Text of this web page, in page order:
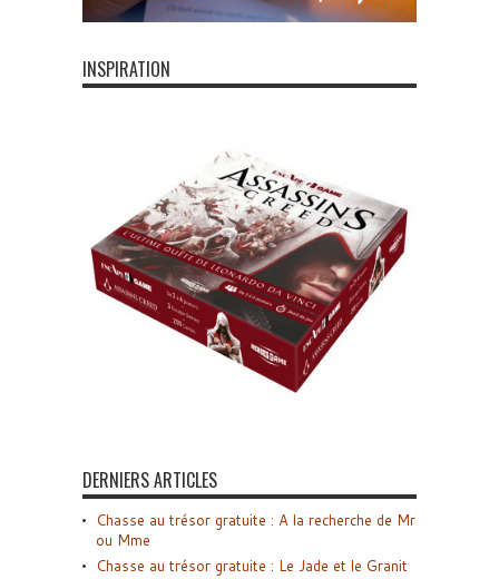
INSPIRATION
DERNIERS ARTICLES
Chasse au trésor gratuite : A la recherche de Mr
ou Mme
Chasse au trésor gratuite : Le Jade et le Granit